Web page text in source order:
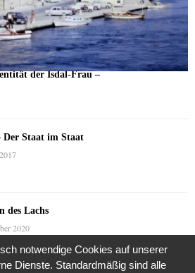
der Isdal-Frau –
Der Staat im Staat
des Lachs
2020
notwendige Cookies auf unserer
Dienste. Standardmäßig sind alle